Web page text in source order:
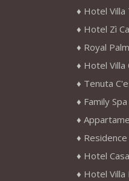
Hotel Villa
Hotel Zì
Royal
Hotel Villa
Tenuta
Family
Hotel
Hotel Villa